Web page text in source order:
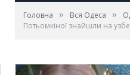
Головна » Вся Одеса »
Потьомкіної знайшли на